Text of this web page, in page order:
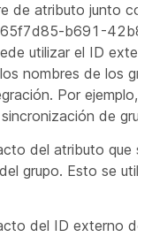
de atributo junto
b691-
utilizar el ID
nombres de los
Por ejemplo,
de
del atributo que
grupo. Esto se
del ID externo